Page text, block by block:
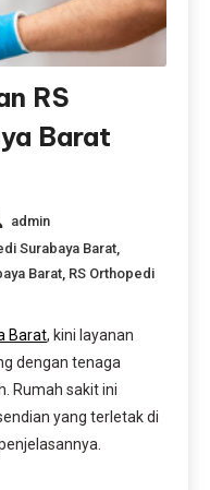
RS
Barat
admin
Surabaya Barat
Barat RS Orthopedi
Barat, kini layanan
dengan tenaga
Rumah sakit ini
yang terletak di